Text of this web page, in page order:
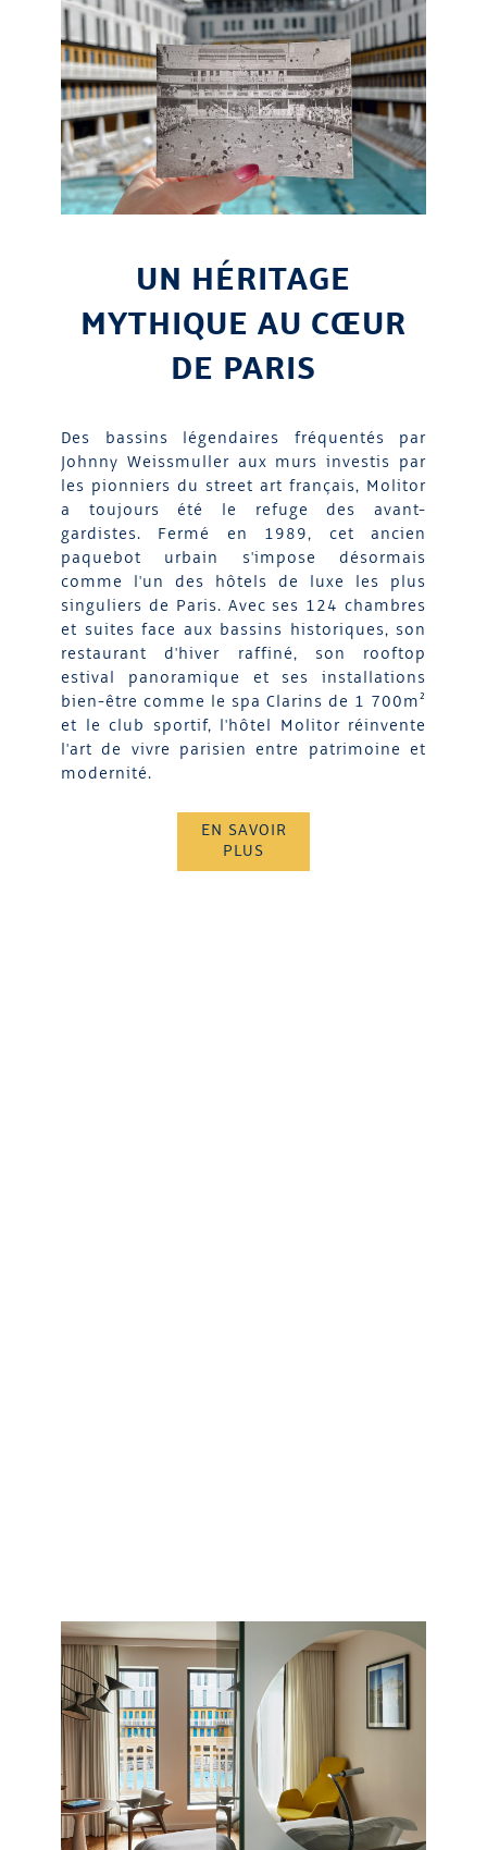
UN HÉRITAGE
MYTHIQUE AU CŒUR
DE PARIS
Des bassins légendaires fréquentés par
Johnny Weissmuller aux murs investis par
les pionniers du street art français, Molitor
a toujours été le refuge des avant-
gardistes. Fermé en 1989, cet ancien
paquebot urbain s'impose désormais
comme l'un des hôtels de luxe les plus
singuliers de Paris. Avec ses 124 chambres
et suites face aux bassins historiques, son
restaurant d'hiver raffiné, son rooftop
estival panoramique et ses installations
bien-être comme le spa Clarins de 1 700m²
et le club sportif, l'hôtel Molitor réinvente
l'art de vivre parisien entre patrimoine et
modernité.
EN SAVOIR
PLUS